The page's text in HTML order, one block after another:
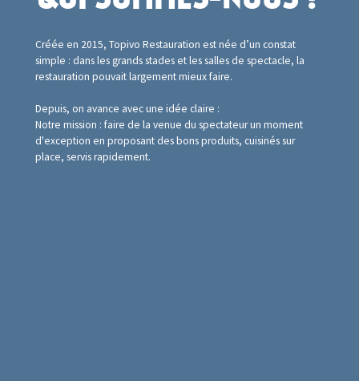
Créée en 2015, Topivo Restauration est née d’un constat
simple : dans les grands stades et les salles de spectacle, la
restauration pouvait largement mieux faire.
Depuis, on avance avec une idée claire :
Notre mission : faire de la venue du spectateur un moment
d'exception en proposant des bons produits, cuisinés sur
place, servis rapidement.